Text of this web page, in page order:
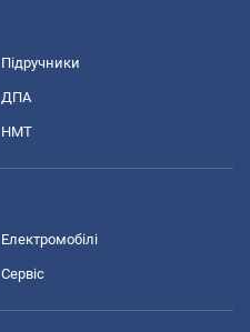
Підручники
ДПА
НМТ
Електромобілі
Сервіс